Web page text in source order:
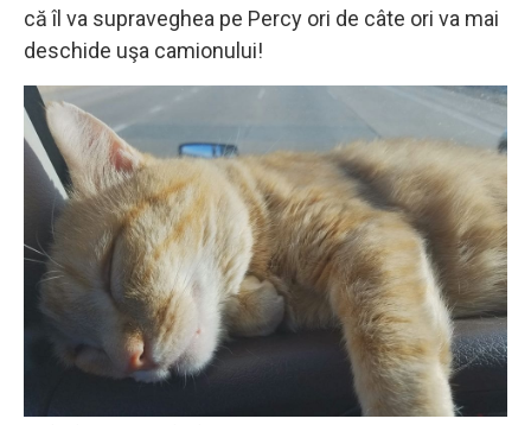
că îl va supraveghea pe Percy ori de câte ori va mai
deschide uşa camionului!